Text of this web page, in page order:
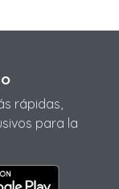
rápidas,
para la